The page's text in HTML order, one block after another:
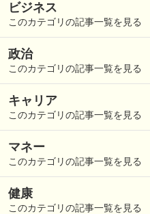
ビジネス
このカテゴリの記事一覧を見る
政治
このカテゴリの記事一覧を見る
キャリア
このカテゴリの記事一覧を見る
マネー
このカテゴリの記事一覧を見る
健康
このカテゴリの記事一覧を見る